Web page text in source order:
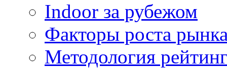
Indoor за рубежом
Факторы роста
Методология